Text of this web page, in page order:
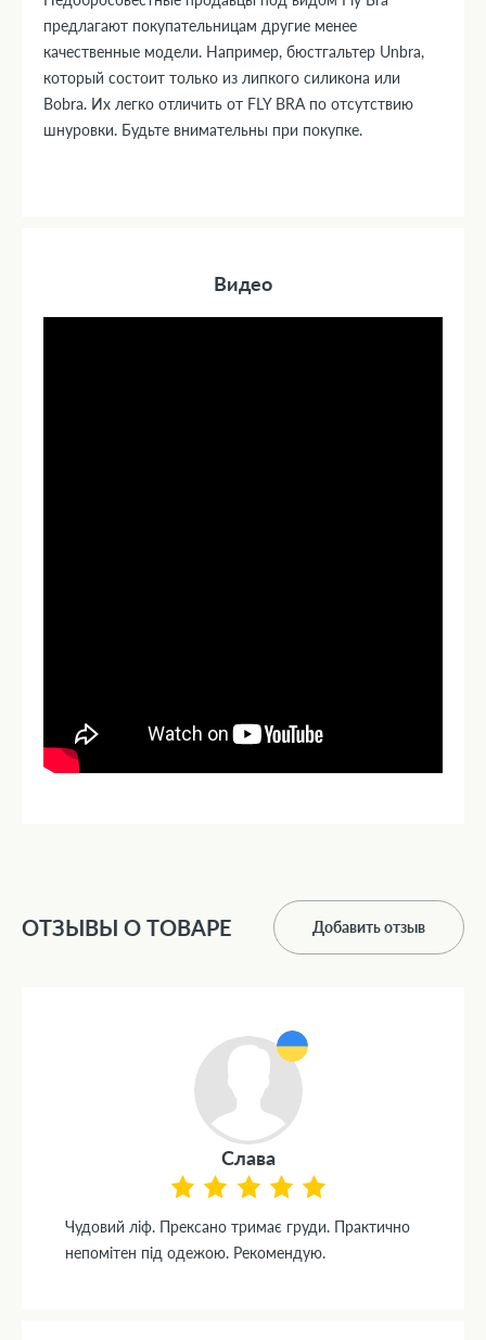
предлагают покупательницам другие менее
качественные модели. Например, бюстгальтер Unbra,
который состоит только из липкого силикона или
Bobra. Их легко отличить от FLY BRA по отсутствию
шнуровки. Будьте внимательны при покупке.
Видео
ОТЗЫВЫ О ТОВАРЕ Добавить отзыв
Слава
Чудовий ліф. Прексано тримає груди. Практично
непомітен під одежою. Рекомендую.